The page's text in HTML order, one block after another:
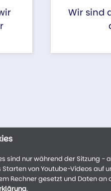
Wir sind
sind nur während der Sitzung -
von Youtube-Videos auf
Rechner gesetzt und Daten
.